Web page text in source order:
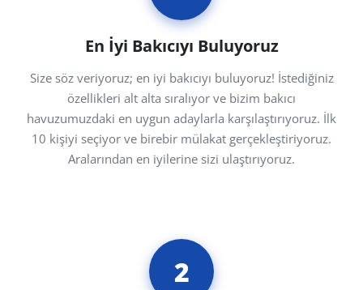
En İyi Bakıcıyı Buluyoruz
Size söz veriyoruz; en iyi bakıcıyı buluyoruz! İstediğiniz
özellikleri alt alta sıralıyor ve bizim bakıcı
havuzumuzdaki en uygun adaylarla karşılaştırıyoruz. İlk
10 kişiyi seçiyor ve birebir mülakat gerçekleştiriyoruz.
Aralarından en iyilerine sizi ulaştırıyoruz.
2